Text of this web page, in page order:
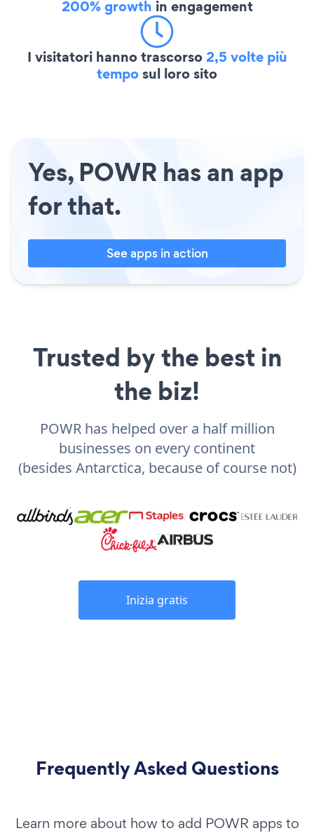
200% growth in engagement
I visitatori hanno trascorso2,5 volte più
temposul loro sito
Yes, POWR has an app
for that.
See apps in action
Trusted by the best in
the biz!
POWR has helped over a half million
businesses on every continent
(besides Antarctica, because of course not)
Inizia gratis
Frequently Asked Questions
Learn more about how to add POWR apps to